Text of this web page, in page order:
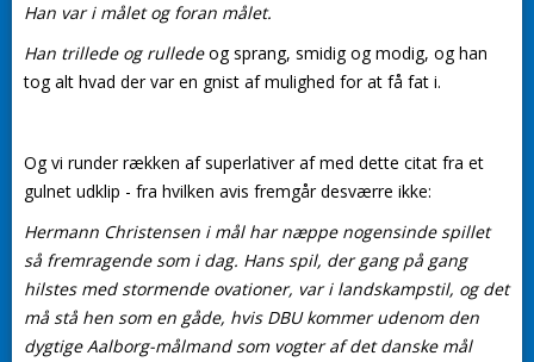
Han var i målet og foran målet.
Han trillede og rulledeog sprang, smidig og modig, og han
tog alt hvad der var en gnist af mulighed for at få fat i.
Og vi runder rækken af superlativer af med dette citat fra et
gulnet udklip - fra hvilken avis fremgår desværre ikke:
Hermann Christensen i mål har næppe nogensinde spillet
så fremragende som i dag. Hans spil, der gang på gang
hilstes med stormende ovationer, var i landskampstil, og det
må stå hen som en gåde, hvis DBU kommer udenom den
dygtige Aalborg-målmand som vogter af det danske mål